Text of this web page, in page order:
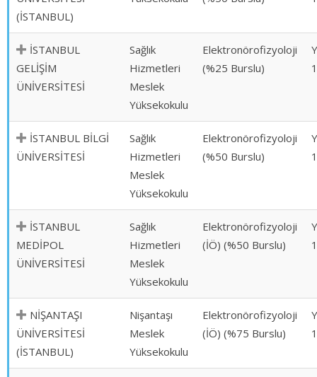
(İSTANBUL)
İSTANBUL
GELİŞİM
ÜNİVERSİTESİ
Sağlık
Hizmetleri
Meslek
Yüksekokulu
Elektronörofizyoloji
(%25 Burslu)
1
İSTANBUL BİLGİ
ÜNİVERSİTESİ
Sağlık
Hizmetleri
Meslek
Yüksekokulu
Elektronörofizyoloji
(%50 Burslu)
1
İSTANBUL
MEDİPOL
ÜNİVERSİTESİ
Sağlık
Hizmetleri
Meslek
Yüksekokulu
Elektronörofizyoloji
(İÖ) (%50 Burslu)
1
NİŞANTAŞI
ÜNİVERSİTESİ
(İSTANBUL)
Nişantaşı
Meslek
Yüksekokulu
Elektronörofizyoloji
(İÖ) (%75 Burslu)
1